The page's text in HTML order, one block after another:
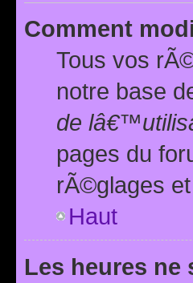
Comment
Tous vos
notre base
de
pages du
rÃ©glages
Haut
Les heures ne